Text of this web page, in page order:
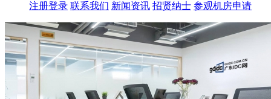
注册登录 联系我们 新闻资讯 招贤纳士 参观机房申请